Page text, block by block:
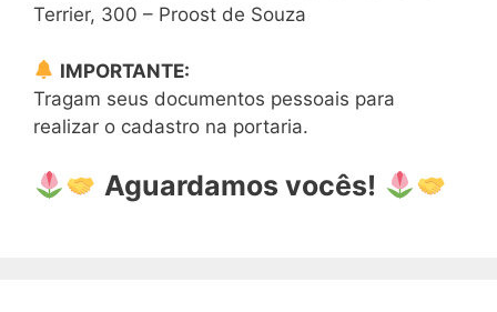
Terrier, 300 – Proost de Souza
IMPORTANTE:
Tragam seus documentos pessoais para
realizar o cadastro na portaria.
Aguardamos vocês!